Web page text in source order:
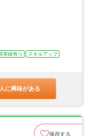
実績有り
スキルアップ
に興味がある
保存する